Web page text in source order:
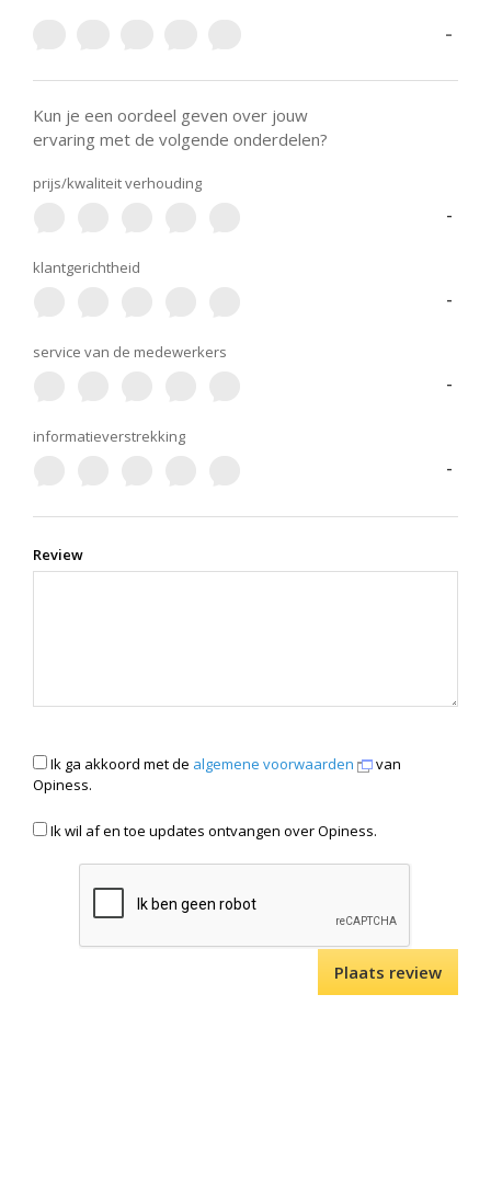
-
Kun je een oordeel geven over jouw
ervaring met de volgende onderdelen?
prijs/kwaliteit verhouding
-
klantgerichtheid
-
service van de medewerkers
-
informatieverstrekking
-
Review
Ik ga akkoord met de algemene voorwaarden
van
Opiness.
Ik wil af en toe updates ontvangen over Opiness.